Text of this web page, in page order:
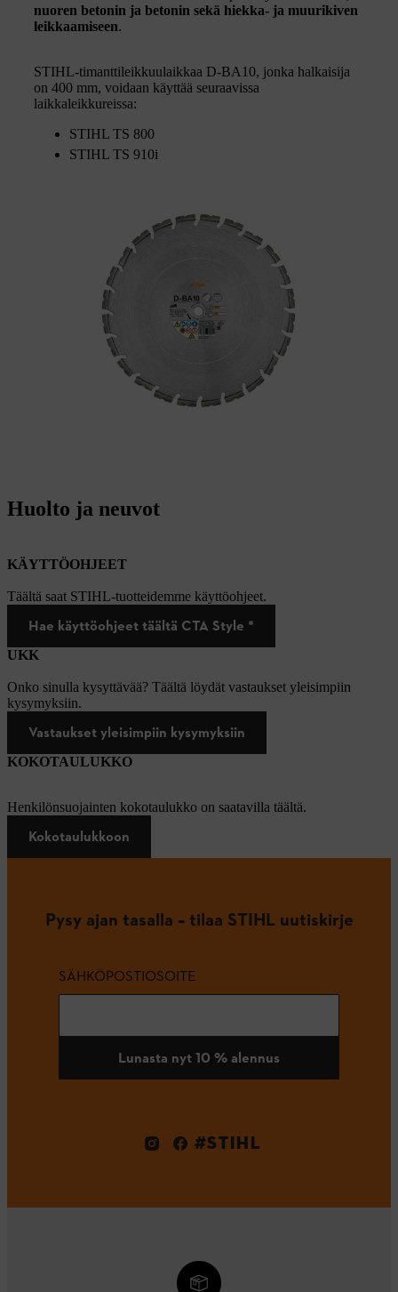
nuoren betonin ja betonin sekä hiekka- ja muurikiven
leikkaamiseen.
STIHL-timanttileikkuulaikkaa D-BA10, jonka halkaisija
on 400 mm, voidaan käyttää seuraavissa
laikkaleikkureissa:
STIHL TS 800
STIHL TS 910i
Huolto ja neuvot
KÄYTTÖOHJEET
Täältä saat STIHL-tuotteidemme käyttöohjeet.
Hae käyttöohjeet täältä CTA Style *
UKK
Onko sinulla kysyttävää? Täältä löydät vastaukset yleisimpiin
kysymyksiin.
Vastaukset yleisimpiin kysymyksiin
KOKOTAULUKKO
Henkilönsuojainten kokotaulukko on saatavilla täältä.
Kokotaulukkoon
Pysy ajan tasalla – tilaa STIHL uutiskirje
SÄHKÖPOSTIOSOITE
Lunasta nyt 10 % alennus
#STIHL